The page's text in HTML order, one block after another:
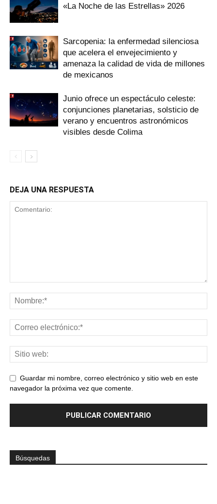
«La Noche de las Estrellas» 2026
Sarcopenia: la enfermedad silenciosa
que acelera el envejecimiento y
amenaza la calidad de vida de millones
de mexicanos
Junio ofrece un espectáculo celeste:
conjunciones planetarias, solsticio de
verano y encuentros astronómicos
visibles desde Colima
DEJA UNA RESPUESTA
Guardar mi nombre, correo electrónico y sitio web en este
navegador la próxima vez que comente.
Búsquedas